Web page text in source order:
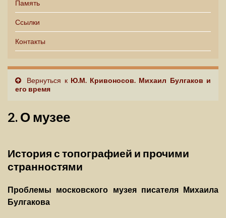
Память
Ссылки
Контакты
Вернуться к Ю.М. Кривоносов. Михаил Булгаков и
его время
2. О музее
История с топографией и прочими
странностями
Проблемы московского музея писателя Михаила
Булгакова